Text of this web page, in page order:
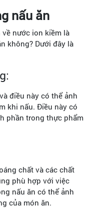
nấu ăn
nước ion kiềm là
không? Dưới đây là
điều này có thể ảnh
khi nấu. Điều này có
phần trong thực phẩm
chất và các chất
phù hợp với việc
nấu ăn có thể ảnh
của món ăn.